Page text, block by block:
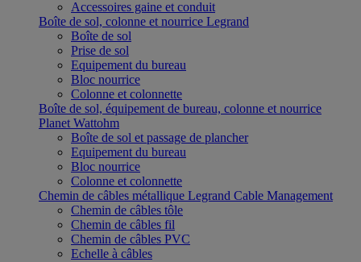
Accessoires gaine et conduit
Boîte de sol, colonne et nourrice Legrand
Boîte de sol
Prise de sol
Equipement du bureau
Bloc nourrice
Colonne et colonnette
Boîte de sol, équipement de bureau, colonne et nourrice
Planet Wattohm
Boîte de sol et passage de plancher
Equipement du bureau
Bloc nourrice
Colonne et colonnette
Chemin de câbles métallique Legrand Cable Management
Chemin de câbles tôle
Chemin de câbles fil
Chemin de câbles PVC
Echelle à câbles